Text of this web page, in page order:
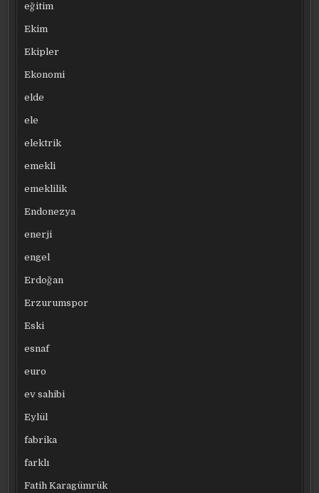
eğitim
Ekim
Ekipler
Ekonomi
elde
ele
elektrik
emekli
emeklilik
Endonezya
enerji
engel
Erdoğan
Erzurumspor
Eski
esnaf
euro
ev sahibi
Eylül
fabrika
farklı
Fatih Karagümrük